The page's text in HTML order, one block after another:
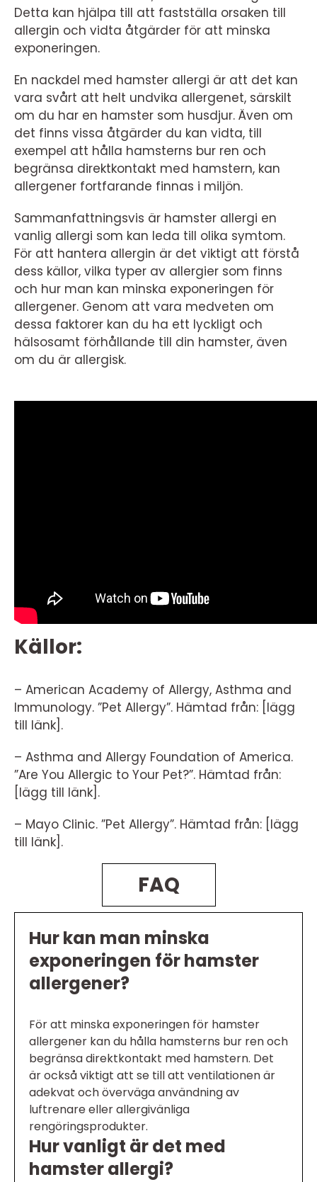
Detta kan hjälpa till att fastställa orsaken till
allergin och vidta åtgärder för att minska
exponeringen.
En nackdel med hamster allergi är att det kan
vara svårt att helt undvika allergenet, särskilt
om du har en hamster som husdjur. Även om
det finns vissa åtgärder du kan vidta, till
exempel att hålla hamsterns bur ren och
begränsa direktkontakt med hamstern, kan
allergener fortfarande finnas i miljön.
Sammanfattningsvis är hamster allergi en
vanlig allergi som kan leda till olika symtom.
För att hantera allergin är det viktigt att förstå
dess källor, vilka typer av allergier som finns
och hur man kan minska exponeringen för
allergener. Genom att vara medveten om
dessa faktorer kan du ha ett lyckligt och
hälsosamt förhållande till din hamster, även
om du är allergisk.
Källor:
– American Academy of Allergy, Asthma and
Immunology. ”Pet Allergy”. Hämtad från: [lägg
till länk].
– Asthma and Allergy Foundation of America.
”Are You Allergic to Your Pet?”. Hämtad från:
[lägg till länk].
– Mayo Clinic. ”Pet Allergy”. Hämtad från: [lägg
till länk].
FAQ
Hur kan man minska
exponeringen för hamster
allergener?
För att minska exponeringen för hamster
allergener kan du hålla hamsterns bur ren och
begränsa direktkontakt med hamstern. Det
är också viktigt att se till att ventilationen är
adekvat och överväga användning av
luftrenare eller allergivänliga
rengöringsprodukter.
Hur vanligt är det med
hamster allergi?